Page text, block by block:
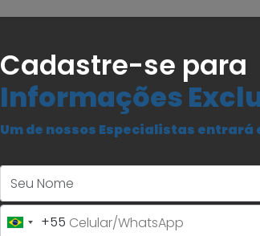
Cadastre-se para
Informações
Um de nossos Especialistas
Brazil+55